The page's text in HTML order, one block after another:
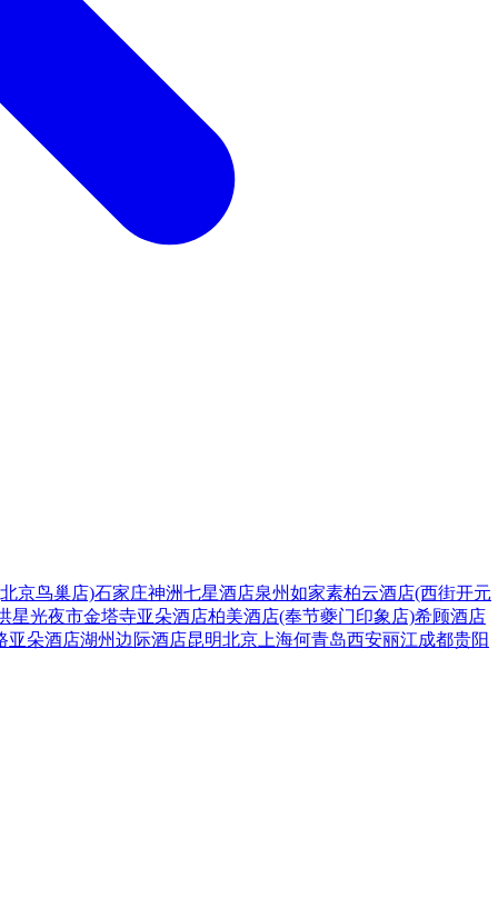
京鸟巢店)石家庄神洲七星酒店泉州如家素柏云酒店(西街开元
星光夜市金塔寺亚朵酒店柏美酒店(奉节夔门印象店)希顾酒店
亚朵酒店湖州边际酒店昆明北京 上海何青岛西安丽江成都贵阳